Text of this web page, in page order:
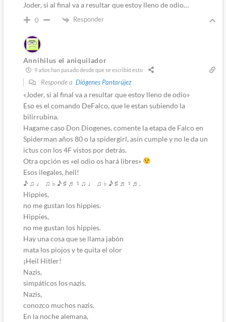
Joder, si al final va a resultar que estoy lleno de odio…
0 Responder
Annihilus el aniquilador
9 años han pasado desde que se escribió esto
Responde a Diógenes Pantarújez
«Joder, si al final va a resultar que estoy lleno de odio»
Eso es el comando DeFalco, que le estan subiendo la
bilirrubina.
Hagame caso Don Diogenes, comente la etapa de Falco en
Spiderman años 80 o la spidergirl, asín cumple y no le da un
ictus con los 4F vistos por detrás.
Otra opción es «el odio os hará libres»
Esos ilegales, heil!
♪ ♫ ♩ ♫ ♭ ♪ ♯ ♬ ♮ ♫ ♩ ♫ ♭ ♪ ♯ ♬ ♮ ♬.
Hippies,
no me gustan los hippies.
Hippies,
no me gustan los hippies.
Hay una cosa que se llama jabón
mata los piojos y te quita el olor
¡Heil Hitler!
Nazis,
simpáticos los nazis.
Nazis,
conozco muchos nazis.
En la noche alemana,